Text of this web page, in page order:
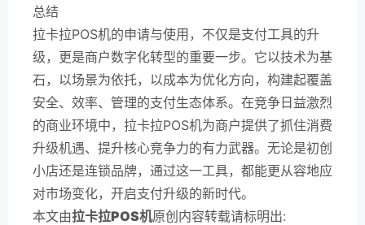
总结
拉卡拉POS机的申请与使用，不仅是支付工具的升
级，更是商户数字化转型的重要一步。它以技术为基
石，以场景为依托，以成本为优化方向，构建起覆盖
安全、效率、管理的支付生态体系。在竞争日益激烈
的商业环境中，拉卡拉POS机为商户提供了抓住消费
升级机遇、提升核心竞争力的有力武器。无论是初创
小店还是连锁品牌，通过这一工具，都能更从容地应
对市场变化，开启支付升级的新时代。
本文由拉卡拉POS机原创内容转载请标明出: